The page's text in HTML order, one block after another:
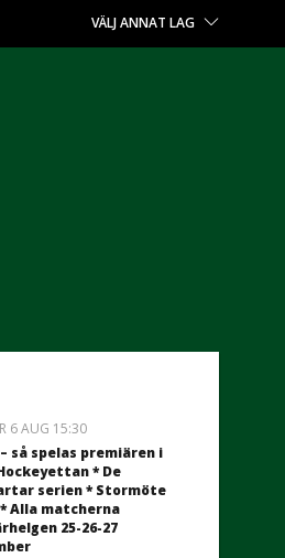
VÄLJ ANNAT LAG
6 AUG 15:30
– så spelas premiären i
* De
serien * Stormöte
Alla matcherna
25-26-27